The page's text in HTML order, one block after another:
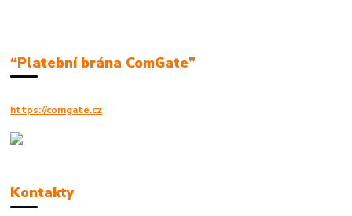
“Platební brána ComGate”
https://comgate.cz
Kontakty